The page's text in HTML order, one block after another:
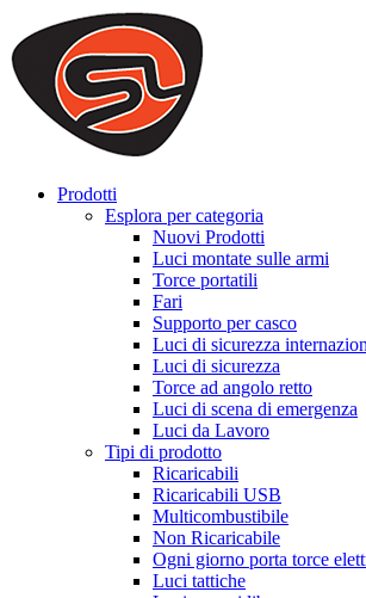
We use cookies to ensure that we provide you
on our website. By continuing to browse this
that cookies are used to help us analyze how
to offer you a better experience. To learn more
you can disable cookies, you can access our
Prodotti
Esplora per categoria
Nuovi Prodotti
Luci montate sulle armi
Torce portatili
Fari
Supporto per casco
Luci di sicurezza
Luci di sicurezza
Torce ad angolo retto
Luci di scena di emergenza
Luci da Lavoro
Tipi di prodotto
Ricaricabili
Ricaricabili USB
Multicombustibile
Non Ricaricabile
Ogni giorno porta torce
Luci tattiche